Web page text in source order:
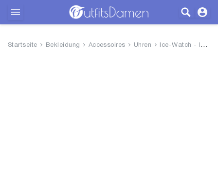
Startseite Bekleidung Accessoires Uhren Ice-Watch - ICE glam pastel Wi...